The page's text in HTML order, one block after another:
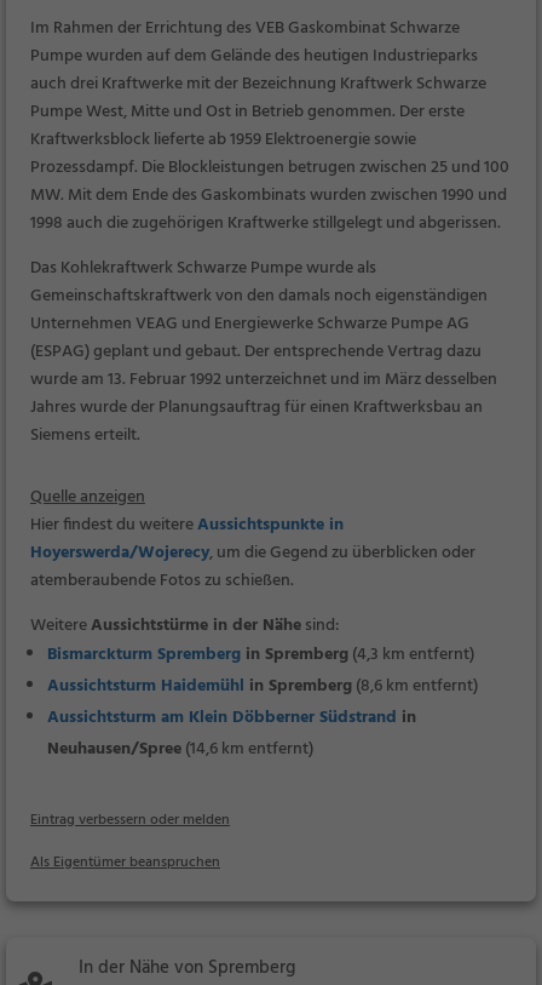
Im Rahmen der Errichtung desVEB Gaskombinat Schwarze
Pumpewurden auf dem Gelände des heutigen Industrieparks
auch drei Kraftwerke mit der Bezeichnung Kraftwerk Schwarze
Pumpe West,Mitteund Ostin Betrieb genommen. Der erste
Kraftwerksblock lieferte ab 1959 Elektroenergie sowie
Prozessdampf. Die Blockleistungen betrugen zwischen 25 und 100
MW. Mit dem Ende des Gaskombinats wurden zwischen 1990 und
1998 auch die zugehörigen Kraftwerke stillgelegt und abgerissen.
Das Kohlekraftwerk Schwarze Pumpe wurde als
Gemeinschaftskraftwerk von den damals noch eigenständigen
Unternehmen VEAG und Energiewerke Schwarze Pumpe AG
(ESPAG)geplant und gebaut. Der entsprechende Vertrag dazu
wurde am 13. Februar 1992 unterzeichnet und im März desselben
Jahres wurde der Planungsauftrag für einen Kraftwerksbau an
Siemens erteilt.
Quelle anzeigen
Hier findest du weitereAussichtspunkte in
Hoyerswerda/Wojerecy, um die Gegend zu überblicken oder
atemberaubende Fotos zu schießen.
WeitereAussichtstürme in der Nähesind:
Bismarckturm Spremberg in Spremberg(4,3 km entfernt)
Aussichtsturm Haidemühl in Spremberg(8,6 km entfernt)
Aussichtsturm am Klein Döbberner Südstrand in
Neuhausen/Spree(14,6 km entfernt)
Eintrag verbessern oder melden
Als Eigentümer beanspruchen
In der Nähe von Spremberg